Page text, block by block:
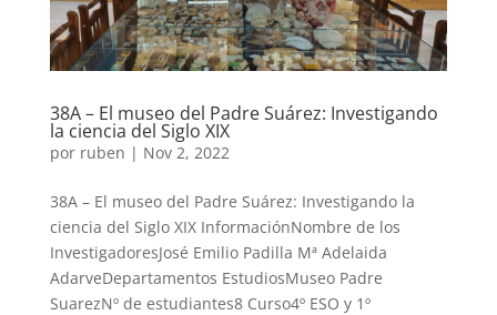
38A – El museo del Padre Suárez: Investigando
la ciencia del Siglo XIX
por ruben | Nov 2, 2022
38A – El museo del Padre Suárez: Investigando la
ciencia del Siglo XIX InformaciónNombre de los
InvestigadoresJosé Emilio Padilla Mª Adelaida
AdarveDepartamentos EstudiosMuseo Padre
SuarezNº de estudiantes8 Curso4º ESO y 1º